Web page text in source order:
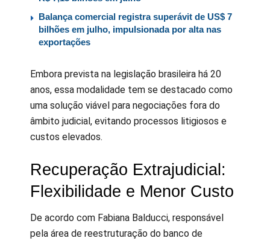
Balança comercial registra superávit de US$ 7
bilhões em julho, impulsionada por alta nas
exportações
Embora prevista na legislação brasileira há 20
anos, essa modalidade tem se destacado como
uma solução viável para negociações fora do
âmbito judicial, evitando processos litigiosos e
custos elevados.
Recuperação Extrajudicial:
Flexibilidade e Menor Custo
De acordo com Fabiana Balducci, responsável
pela área de reestruturação do banco de